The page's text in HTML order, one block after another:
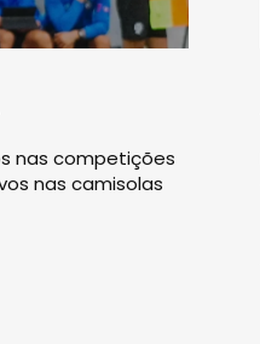
nas competições
nas camisolas